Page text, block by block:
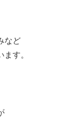
など
す。